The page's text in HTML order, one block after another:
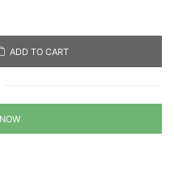
ADD TO CART